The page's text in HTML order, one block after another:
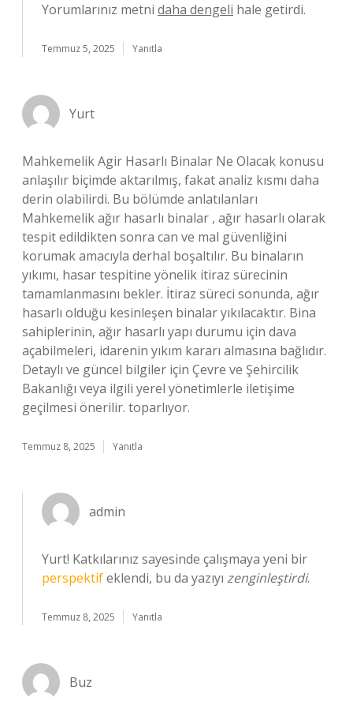
Yorumlarınız metni daha dengeli hale getirdi.
Temmuz 5, 2025 Yanıtla
Yurt
Mahkemelik Agir Hasarlı Binalar Ne Olacak konusu
anlaşılır biçimde aktarılmış, fakat analiz kısmı daha
derin olabilirdi. Bu bölümde anlatılanları
Mahkemelik ağır hasarlı binalar , ağır hasarlı olarak
tespit edildikten sonra can ve mal güvenliğini
korumak amacıyla derhal boşaltılır. Bu binaların
yıkımı, hasar tespitine yönelik itiraz sürecinin
tamamlanmasını bekler. İtiraz süreci sonunda, ağır
hasarlı olduğu kesinleşen binalar yıkılacaktır. Bina
sahiplerinin, ağır hasarlı yapı durumu için dava
açabilmeleri, idarenin yıkım kararı almasına bağlıdır.
Detaylı ve güncel bilgiler için Çevre ve Şehircilik
Bakanlığı veya ilgili yerel yönetimlerle iletişime
geçilmesi önerilir. toparlıyor.
Temmuz 8, 2025 Yanıtla
admin
Yurt! Katkılarınız sayesinde çalışmaya yeni bir
perspektifeklendi, bu da yazıyı zenginleştirdi.
Temmuz 8, 2025 Yanıtla
Buz